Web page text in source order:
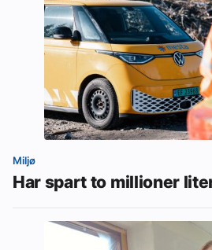
Miljø
Har spart to millioner